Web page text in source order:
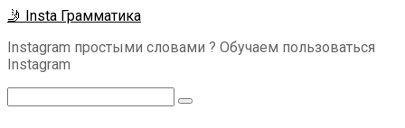
Перейти
контенту
🤳 Insta Грамматика
Instagram простыми словами ? Обучаем пользоваться
Instagram